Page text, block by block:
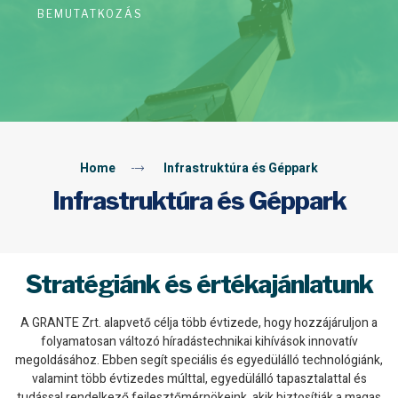
BEMUTATKOZÁS
Home Infrastruktúra és Géppark
Infrastruktúra és Géppark
Stratégiánk és értékajánlatunk
A GRANTE Zrt. alapvető célja több évtizede, hogy hozzájáruljon a
folyamatosan változó híradástechnikai kihívások innovatív
megoldásához. Ebben segít speciális és egyedülálló technológiánk,
valamint több évtizedes múlttal, egyedülálló tapasztalattal és